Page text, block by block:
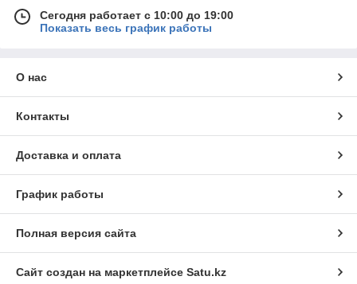
Сегодня работает с 10:00 до 19:00
Показать весь график работы
О нас
Контакты
Доставка и оплата
График работы
Полная версия сайта
Сайт создан на маркетплейсе Satu.kz